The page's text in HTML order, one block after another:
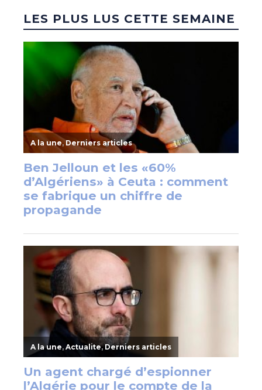
LES PLUS LUS CETTE SEMAINE